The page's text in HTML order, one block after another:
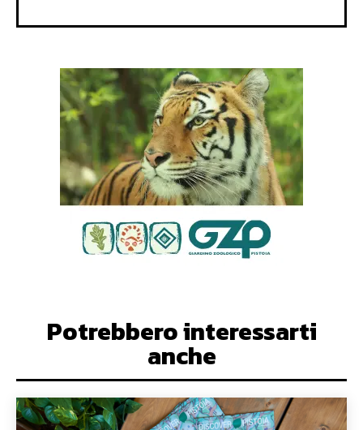
Potrebbero interessarti
anche